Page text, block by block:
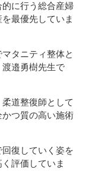
に行う総合産婦
最優先していま
タニティ整体と
邉勇樹先生で
道整復師として
つ質の高い施術
回復していく姿を
評価していま